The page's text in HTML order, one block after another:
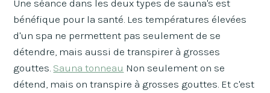
Une séance dans les deux types de sauna's est
bénéfique pour la santé. Les températures élevées
d'un spa ne permettent pas seulement de se
détendre, mais aussi de transpirer à grosses
gouttes. Sauna tonneau Non seulement on se
détend, mais on transpire à grosses gouttes. Et c'est